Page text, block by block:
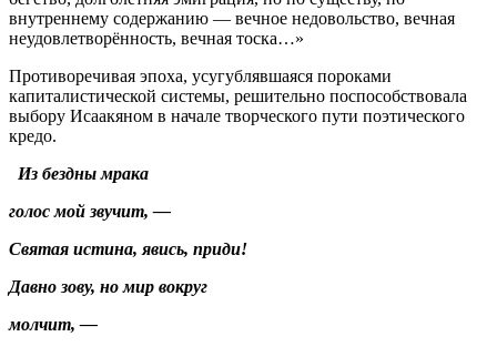
внутреннему содержанию — вечное недовольство, вечная
неудовлетворённость, вечная тоска…»
Противоречивая эпоха, усугублявшаяся пороками
капиталистической системы, решительно поспособствовала
выбору Исаакяном в начале творческого пути поэтического
кредо.
Из бездны мрака
голос мой звучит, —
Святая истина, явись, приди!
Давно зову, но мир вокруг
молчит, —